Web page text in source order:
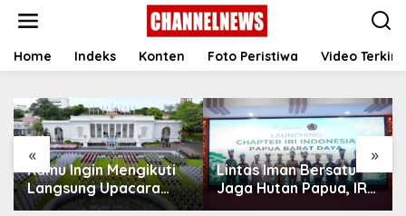
t
Home Indeks Konten Foto Peristiwa Video Terkini
« »
Kamu Ingin Mengikuti
Langsung Upacara
HUT Ke-81
Lintas Iman Bersatu
Jaga Hutan Papua, IRI
Indonesia Resmikan